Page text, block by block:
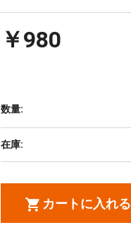
￥980
数量:
在庫:
カートに入れる